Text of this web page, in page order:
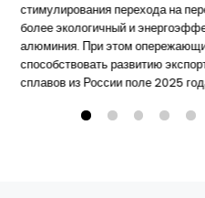
стимулирования перехода на
более экологичный и
алюминия. При этом
способствовать развитию
сплавов из России поле 2025